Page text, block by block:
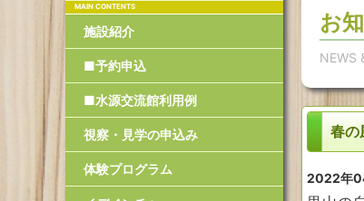
施設紹介
■予約申込
■水源交流館利用例
視察・見学の申込み
体験プログラム
お
NEWS
春の
2022年